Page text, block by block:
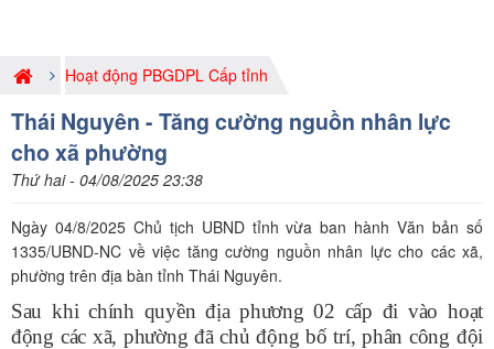
Hoạt động PBGDPL Cấp tỉnh
Thái Nguyên - Tăng cường nguồn nhân lực
cho xã phường
Thứ hai - 04/08/2025 23:38
Ngày 04/8/2025 Chủ tịch UBND tỉnh vừa ban hành Văn bản số
1335/UBND-NC về việc tăng cường nguồn nhân lực cho các xã,
phường trên địa bàn tỉnh Thái Nguyên.
Sau khi chính quyền địa phương 02 cấp đi vào hoạt
động các xã, phường đã chủ động bố trí, phân công đội